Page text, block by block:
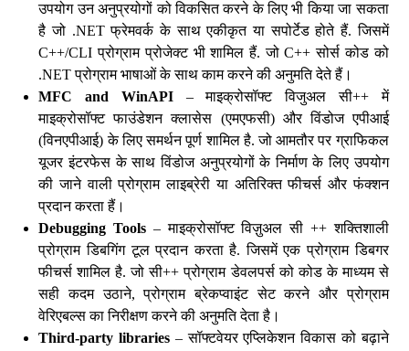
उपयोग उन अनुप्रयोगों को विकसित करने के लिए भी किया जा सकता
है जो .NET फ्रेमवर्क के साथ एकीकृत या सपोर्टेड होते हैं. जिसमें
C++/CLI प्रोग्राम प्रोजेक्ट भी शामिल हैं. जो C++ सोर्स कोड को
.NET प्रोग्राम भाषाओं के साथ काम करने की अनुमति देते हैं।
MFC and WinAPI– माइक्रोसॉफ्ट विजुअल सी++ में
माइक्रोसॉफ्ट फाउंडेशन क्लासेस (एमएफसी) और विंडोज एपीआई
(विनएपीआई) के लिए समर्थन पूर्ण शामिल है. जो आमतौर पर ग्राफिकल
यूजर इंटरफेस के साथ विंडोज अनुप्रयोगों के निर्माण के लिए उपयोग
की जाने वाली प्रोग्राम लाइब्रेरी या अतिरिक्त फीचर्स और फंक्शन
प्रदान करता हैं।
Debugging Tools – माइक्रोसॉफ्ट विज़ुअल सी ++ शक्तिशाली
प्रोग्राम डिबगिंग टूल प्रदान करता है. जिसमें एक प्रोग्राम डिबगर
फीचर्स शामिल है. जो सी++ प्रोग्राम डेवलपर्स को कोड के माध्यम से
सही कदम उठाने, प्रोग्राम ब्रेकप्वाइंट सेट करने और प्रोग्राम
वेरिएबल्स का निरीक्षण करने की अनुमति देता है।
Third-party libraries – सॉफ्टवेयर एप्लिकेशन विकास को बढ़ाने